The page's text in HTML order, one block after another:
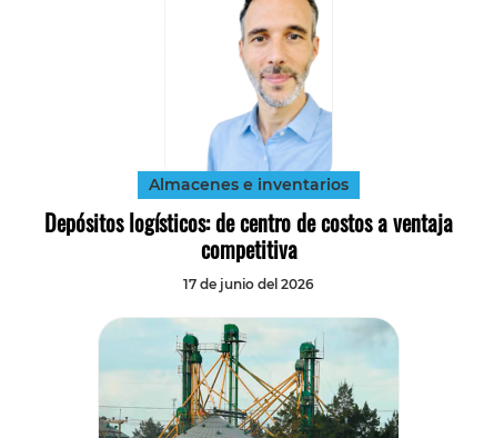
Almacenes e inventarios
Depósitos logísticos: de centro de costos a ventaja
competitiva
17 de junio del 2026